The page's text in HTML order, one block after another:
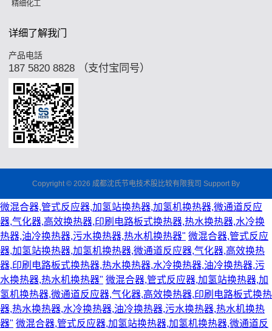
精细化工
详细了解我门
产品电話
187 5820 8828 （支付宝同号）
Copyright © 2026 成都沈氏节电技术股比较有限我司 Support By
微混合器,管式反应器,加氢站换热器,加氢机换热器,微通道反应
器,气化器,高效换热器,印刷电路板式换热器,热水换热器,水冷换
热器,油冷换热器,污水换热器,热水机换热器" 微混合器,管式反应
器,加氢站换热器,加氢机换热器,微通道反应器,气化器,高效换热
器,印刷电路板式换热器,热水换热器,水冷换热器,油冷换热器,污
水换热器,热水机换热器" 微混合器,管式反应器,加氢站换热器,加
氢机换热器,微通道反应器,气化器,高效换热器,印刷电路板式换热
器,热水换热器,水冷换热器,油冷换热器,污水换热器,热水机换热
器" 微混合器,管式反应器,加氢站换热器,加氢机换热器,微通道反